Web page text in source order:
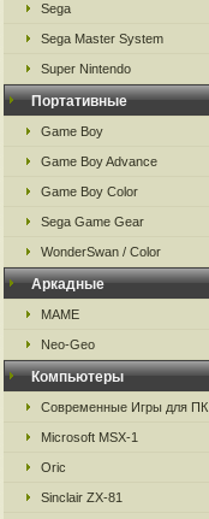
Sega
Sega Master System
Super Nintendo
Портативные
Game Boy
Game Boy Advance
Game Boy Color
Sega Game Gear
WonderSwan / Color
Аркадные
MAME
Neo-Geo
Компьютеры
Современные Игры для ПК
Microsoft MSX-1
Oric
Sinclair ZX-81